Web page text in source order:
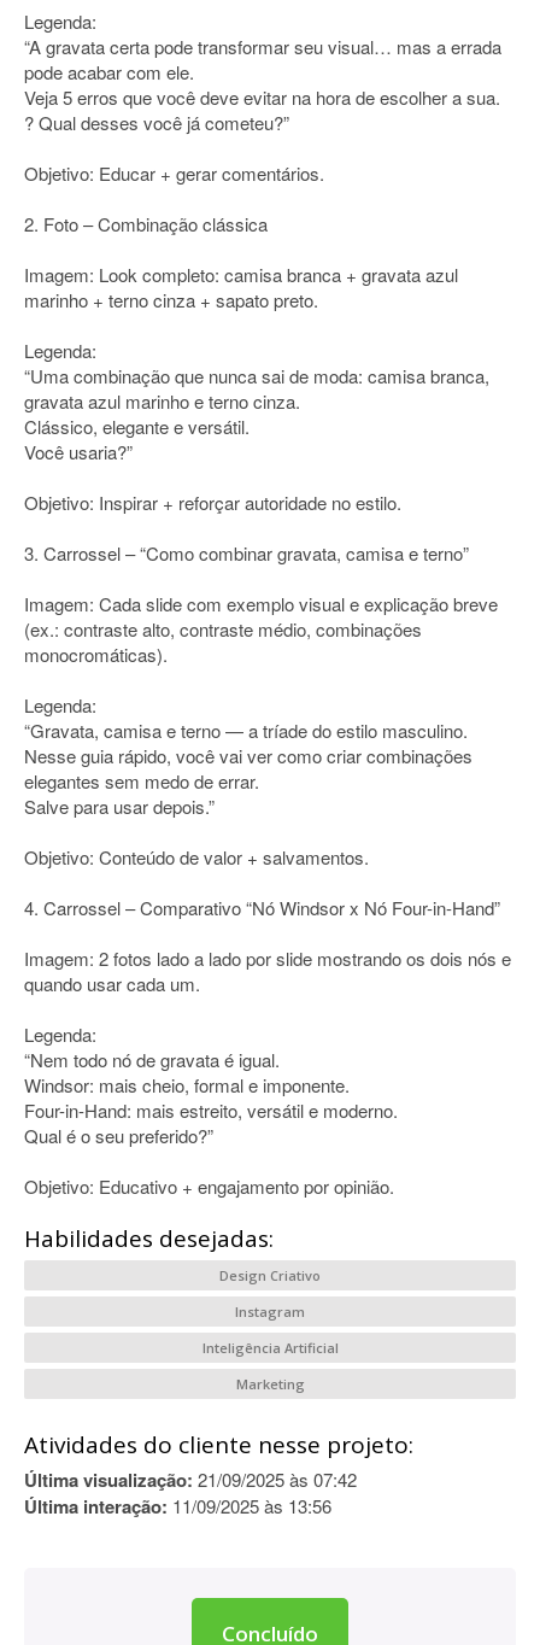
Legenda:
“A gravata certa pode transformar seu visual… mas a errada
pode acabar com ele.
Veja 5 erros que você deve evitar na hora de escolher a sua.
? Qual desses você já cometeu?”
Objetivo: Educar + gerar comentários.
2. Foto – Combinação clássica
Imagem: Look completo: camisa branca + gravata azul
marinho + terno cinza + sapato preto.
Legenda:
“Uma combinação que nunca sai de moda: camisa branca,
gravata azul marinho e terno cinza.
Clássico, elegante e versátil.
Você usaria?”
Objetivo: Inspirar + reforçar autoridade no estilo.
3. Carrossel – “Como combinar gravata, camisa e terno”
Imagem: Cada slide com exemplo visual e explicação breve
(ex.: contraste alto, contraste médio, combinações
monocromáticas).
Legenda:
“Gravata, camisa e terno — a tríade do estilo masculino.
Nesse guia rápido, você vai ver como criar combinações
elegantes sem medo de errar.
Salve para usar depois.”
Objetivo: Conteúdo de valor + salvamentos.
4. Carrossel – Comparativo “Nó Windsor x Nó Four-in-Hand”
Imagem: 2 fotos lado a lado por slide mostrando os dois nós e
quando usar cada um.
Legenda:
“Nem todo nó de gravata é igual.
Windsor: mais cheio, formal e imponente.
Four-in-Hand: mais estreito, versátil e moderno.
Qual é o seu preferido?”
Objetivo: Educativo + engajamento por opinião.
Habilidades desejadas:
Design Criativo
Instagram
Inteligência Artificial
Marketing
Atividades do cliente nesse projeto:
Última visualização: 21/09/2025 às 07:42
Última interação: 11/09/2025 às 13:56
Concluído